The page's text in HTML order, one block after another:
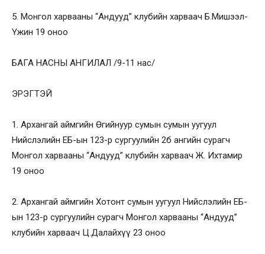
5. Монгол харвааны “Андууд” клубийн харваач Б.Мишээл-
Үжин 19 оноо
БАГА НАСНЫ АНГИЛАЛ /9-11 нас/
ЭРЭГТЭЙ
1. Архангай аймгийн Өгийнуур сумын сумын уугуул
Нийслэлийн ЕБ-ын 123-р сургуулийн 2б ангийн сурагч
Монгол харвааны “Андууд” клубийн харваач Ж. Ихтамир
19 оноо
2. Архангай аймгийн Хотонт сумын уугуул Нийслэлийн ЕБ-
ын 123-р сургуулийн сурагч Монгол харвааны “Андууд”
клубийн харваач Ц.Далайхүү 23 оноо